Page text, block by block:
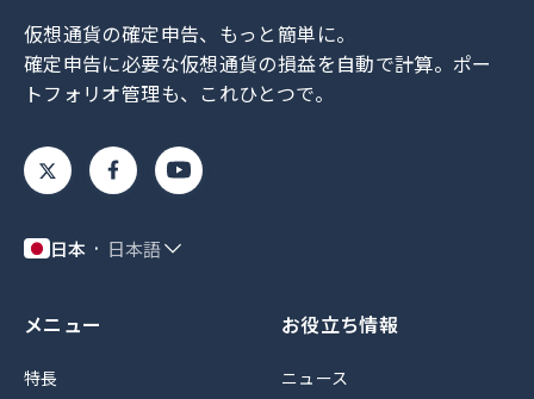
仮想通貨の確定申告、もっと簡単に。
確定申告に必要な仮想通貨の損益を自動で計算。 ポー
トフォリオ管理も、これひとつで。
日本 日本語
メニュー
特長
お役立ち情報
ニュース